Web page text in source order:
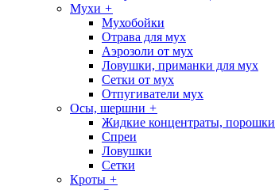
Мухи +
Мухобойки
Отрава для мух
Аэрозоли от мух
Ловушки, приманки для мух
Сетки от мух
Отпугиватели мух
Осы, шершни +
Жидкие концентраты, порошки
Спреи
Ловушки
Сетки
Кроты +